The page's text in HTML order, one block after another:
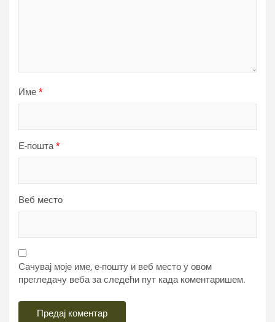
Име *
Е-пошта*
Веб место
Сачувај моје име, е-пошту и веб место у овом
прегледачу веба за следећи пут када коментаришем.